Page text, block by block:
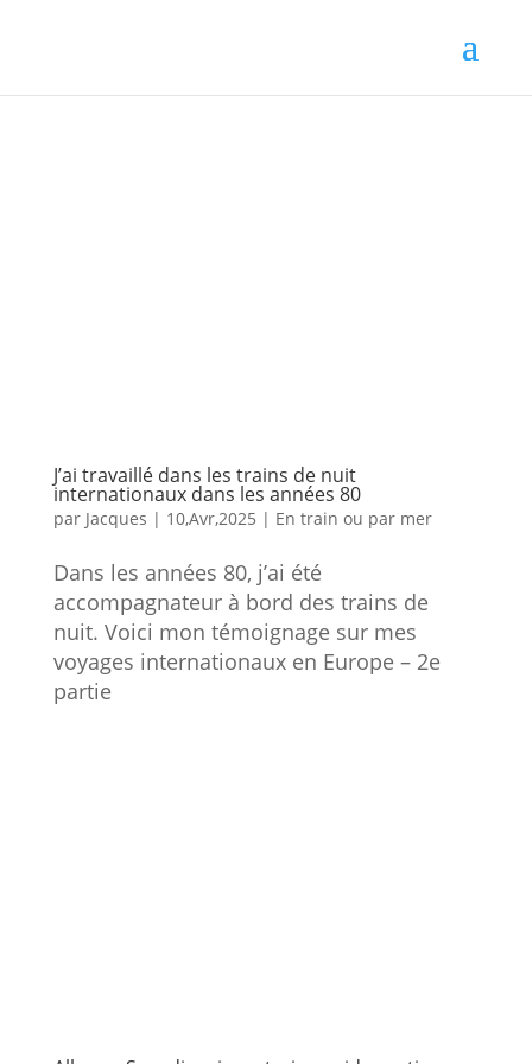
J’ai travaillé dans les trains de nuit
internationaux dans les années 80
par Jacques | 10,Avr,2025 | En train ou par mer
Dans les années 80, j’ai été
accompagnateur à bord des trains de
nuit. Voici mon témoignage sur mes
voyages internationaux en Europe – 2e
partie